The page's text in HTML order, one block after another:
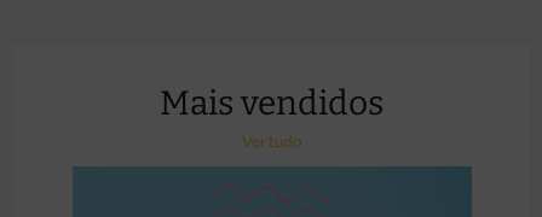
Mais vendidos
Ver tudo